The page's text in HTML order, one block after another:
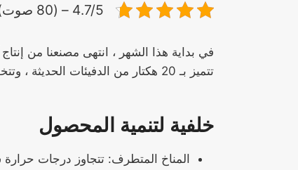
4.7/5 – (80 صوت)
في بداية هذا الشهر ، انتهى مصنعنا من
تتميز بـ 20 هكتار من الدفيئات الحديثة ، وتتخصص في المحاصيل عالية الطلب مثل الجزر والطماطم.
خلفية لتنمية المحصول